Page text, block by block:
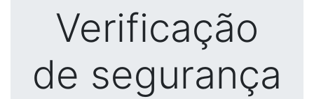
Verificação
de segurança